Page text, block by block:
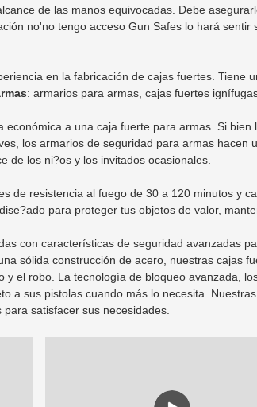
de las manos equivocadas. Debe
no'no tengo acceso Gun Safes lo hará
en la fabricación de cajas fuertes. Tiene
: armarios para armas, cajas fuertes
a una caja fuerte para armas. Si
los armarios de seguridad para armas
de los ni?os y los invitados ocasionales.
de resistencia al fuego de 30 a 120 minutos y
para proteger tus objetos de valor,
con características de seguridad avanzadas
sólida construcción de acero, nuestras cajas
y el robo. La tecnología de bloqueo avanzada,
a sus pistolas cuando más lo necesita.
para satisfacer sus necesidades.